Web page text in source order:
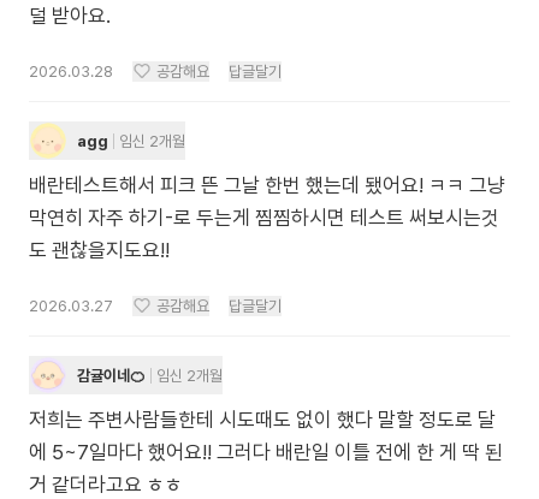
덜 받아요.
2026.03.28 공감해요 답글달기
agg 임신 2개월
배란테스트해서 피크 뜬 그날 한번 했는데 됐어요! ㅋㅋ 그냥
막연히 자주 하기-로 두는게 찜찜하시면 테스트 써보시는것
도 괜찮을지도요!!
2026.03.27 공감해요 답글달기
감귤이네🍊 임신 2개월
저희는 주변사람들한테 시도때도 없이 했다 말할 정도로 달
에 5~7일마다 했어요!! 그러다 배란일 이틀 전에 한 게 딱 된
거 같더라고요 ㅎㅎ